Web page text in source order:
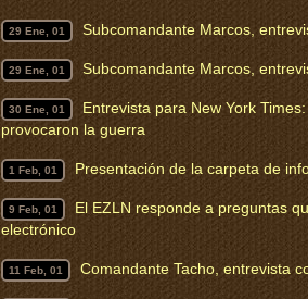
29 Ene, 01 Subcomandante Marcos,
29 Ene, 01 Subcomandante Marcos,
30 Ene, 01
Entrevista para New York
provocaron la guerra
1 Feb, 01 Presentación de la carpeta de
9 Feb, 01
El EZLN responde a preguntas
electrónico
11 Feb, 01 Comandante Tacho, entrevista